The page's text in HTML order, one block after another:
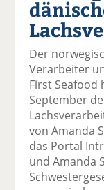
Der
Verarbeiter
First Seafood
September
von Amanda
das Portal
und Amanda